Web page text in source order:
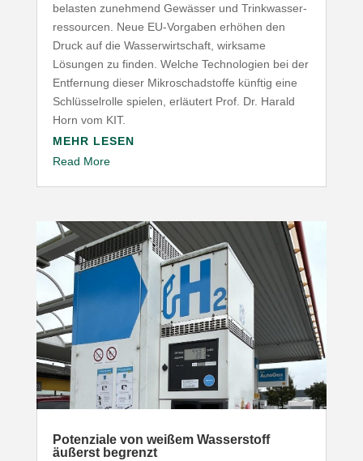
belasten zunehmend Gewässer und Trink­was­ser­
res­sourcen. Neue EU-​Vorgaben erhöhen den
Druck auf die Wasser­wirt­schaft, wirksame
Lösungen zu finden. Welche Tech­no­logien bei der
Entfernung dieser Mikro­schad­stoffe künftig eine
Schlüs­sel­rolle spielen, erläutert Prof. Dr. Harald
Horn vom KIT.
MEHR LESEN
Read More
Poten­ziale von weißem Wasser­stoff
äußerst begrenzt